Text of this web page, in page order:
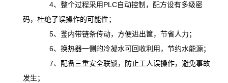
4、整个过程采用PLC自动控制，配方设有多级密
码，杜绝了误操作的可能性；
5、釜内带链条传动，方便进出筐，节省人力；
6、换热器一侧的冷凝水可回收利用，节约水能源；
7、配备三重安全联锁，防止工人误操作，避免事故
发生；